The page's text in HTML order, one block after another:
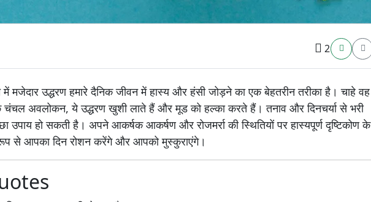
2
में मजेदार उद्धरण हमारे दैनिक जीवन में हास्य और हंसी जोड़ने का एक बेहतरीन तरीका है। चाहे वह
चंचल अवलोकन, ये उद्धरण खुशी लाते हैं और मूड को हल्का करते हैं। तनाव और दिनचर्या से भरी
उपाय हो सकती है। अपने आकर्षक आकर्षण और रोजमर्रा की स्थितियों पर हास्यपूर्ण दृष्टिकोण के
रूप से आपका दिन रोशन करेंगे और आपको मुस्कुराएंगे।